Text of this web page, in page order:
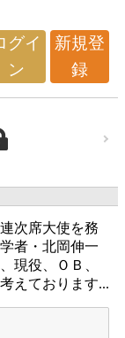
グイ
ン
新規登
録
次席大使を務
者・北岡伸一
現役、ＯＢ、
えております...